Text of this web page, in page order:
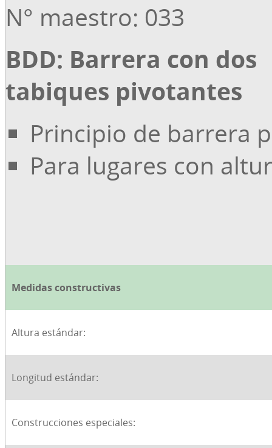
N° maestro: 033
BDD: Barrera con dos
tabiques pivotantes
Principio de barrera
Para lugares con
Medidas constructivas
Altura estándar:
Longitud estándar:
Construcciones especiales: